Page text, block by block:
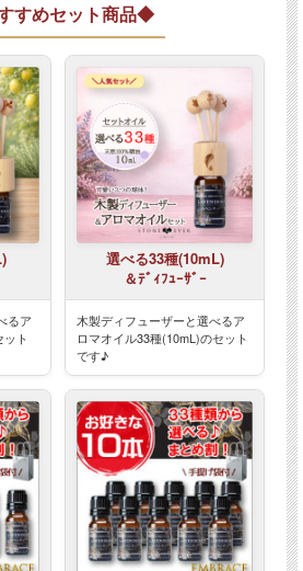
すめセット商品◆
るア
ト
選べる33種(10mL)
＆ﾃﾞｨﾌｭｰｻﾞｰ
木製ディフューザーと選べるア
ロマオイル33種(10mL)のセット
です♪